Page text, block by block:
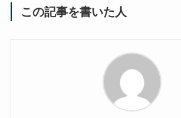
この記事を書いた人